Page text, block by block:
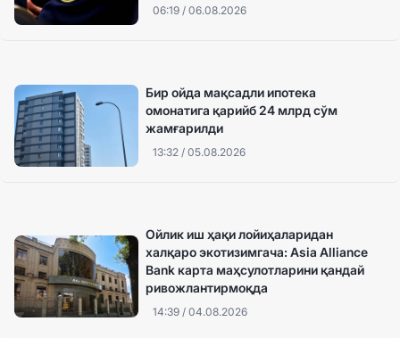
06:19 / 06.08.2026
13:32 / 05.08.2026
Бир ойда мақсадли ипотека
омонатига қарийб 24 млрд сўм
жамғарилди
14:39 / 04.08.2026
Ойлик иш ҳақи лойиҳаларидан
халқаро экотизимгача: Asia Alliance
Bank карта маҳсулотларини қандай
ривожлантирмоқда